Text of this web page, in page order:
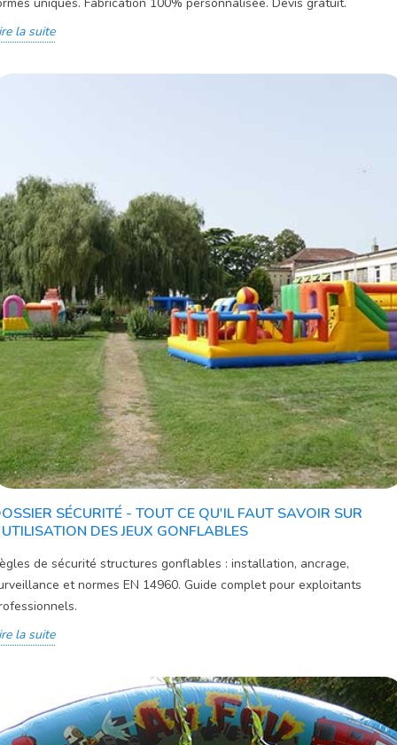
uniques. Fabrication 100% personnalisée. Devis gratuit.
la suite
SÉCURITÉ - TOUT CE QU'IL FAUT SAVOIR SUR
DES JEUX GONFLABLES
de sécurité structures gonflables : installation, ancrage,
et normes EN 14960. Guide complet pour exploitants
la suite